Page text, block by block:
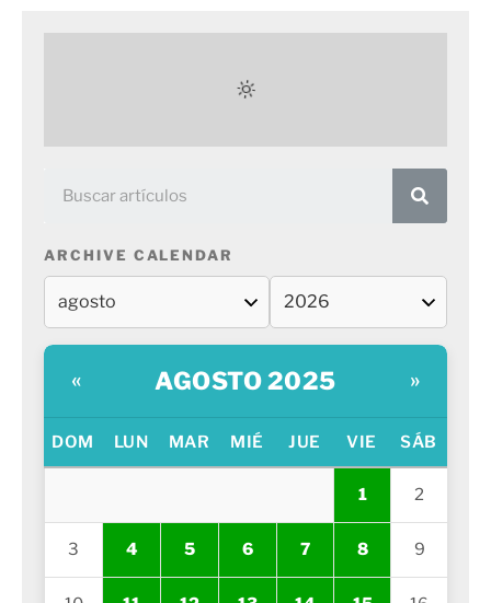
ARCHIVE CALENDAR
« AGOSTO 2025 »
DOM LUN MAR MIÉ JUE VIE SÁB
1 2
3 4 5 6 7 8 9